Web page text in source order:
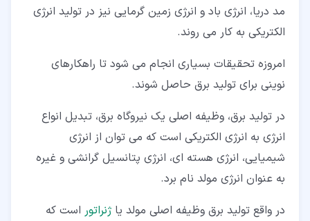
مد دریا، انرژی باد و انرژی زمین گرمایی نیز در تولید انرژی
الکتریکی به کار می روند.
امروزه تحقیقات بسیاری انجام می شود تا راهکارهای
نوینی برای تولید برق حاصل شوند.
در تولید برق، وظیفه اصلی یک نیروگاه برق، تبدیل انواع
انرژی به انرژی الکتریکی است که می توان از انرژی
شیمیایی، انرژی هسته ای، انرژی پتانسیل گرانشی و غیره
به عنوان انرژی مولد نام برد.
در واقع تولید برق وظیفه اصلی مولد یا ژنراتور است که